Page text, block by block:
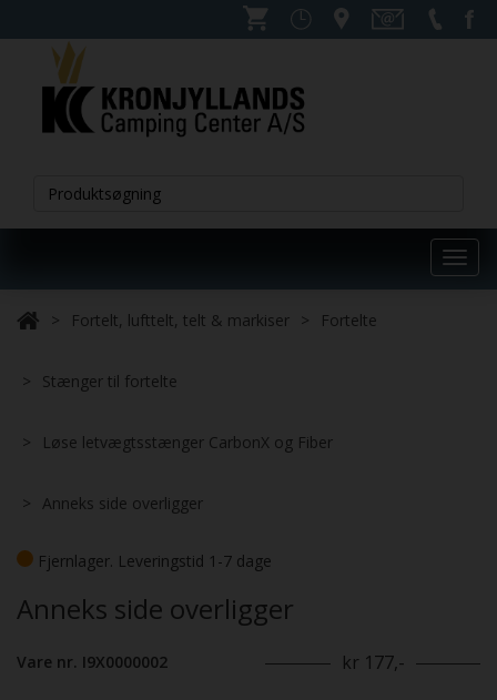
Fortelt, lufttelt, telt & markiser Fortelte
Stænger til fortelte
Løse letvægtsstænger CarbonX og Fiber
Anneks side overligger
Fjernlager. Leveringstid 1-7 dage
Anneks side overligger
Vare nr. I9X0000002 kr 177,-